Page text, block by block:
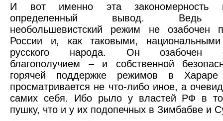
И вот именно эта закономерность
определенный вывод. Ведь
необольшевистский режим не озабочен
России и, как таковыми, национальными
русского народа. Он озабочен
благополучием – и собственной
горячей поддержке режимов в
просматривается не что-либо иное, а
самих себя. Ибо рыло у властей РФ в
пушку, что и у их подопечных в Зимбабве и